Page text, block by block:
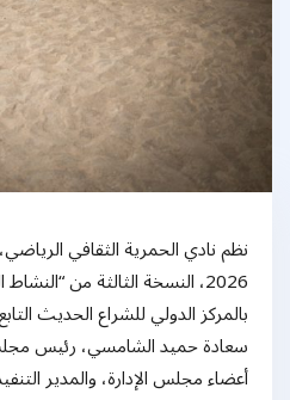
2026، النسخة الثالثة من
بالمركز الدولي للشراع الحديث
سعادة حميد الشامسي، رئيس مجلس
أعضاء مجلس الإدارة، والمدير